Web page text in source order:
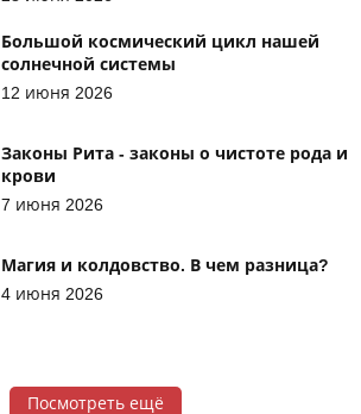
Большой космический цикл нашей
солнечной системы
12 июня 2026
Законы Рита - законы о чистоте рода и
крови
7 июня 2026
Магия и колдовство. В чем разница?
4 июня 2026
Посмотреть ещё